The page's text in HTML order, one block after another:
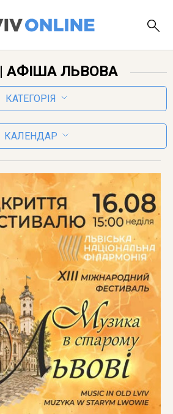
| АФІША ЛЬВОВА
КАТЕГОРІЯ
КАЛЕНДАР